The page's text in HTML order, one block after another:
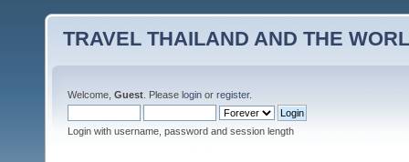
TRAVEL THAILAND AND THE
Welcome, Guest . Please login or register.
Login with username, password and session length